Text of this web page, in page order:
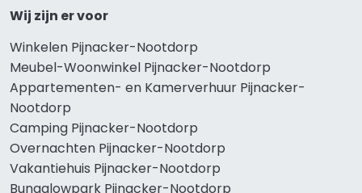
Wij zijn er voor
Winkelen Pijnacker-Nootdorp
Meubel-Woonwinkel Pijnacker-Nootdorp
Appartementen- en Kamerverhuur Pijnacker-
Nootdorp
Camping Pijnacker-Nootdorp
Overnachten Pijnacker-Nootdorp
Vakantiehuis Pijnacker-Nootdorp
Bungalowpark Pijnacker-Nootdorp